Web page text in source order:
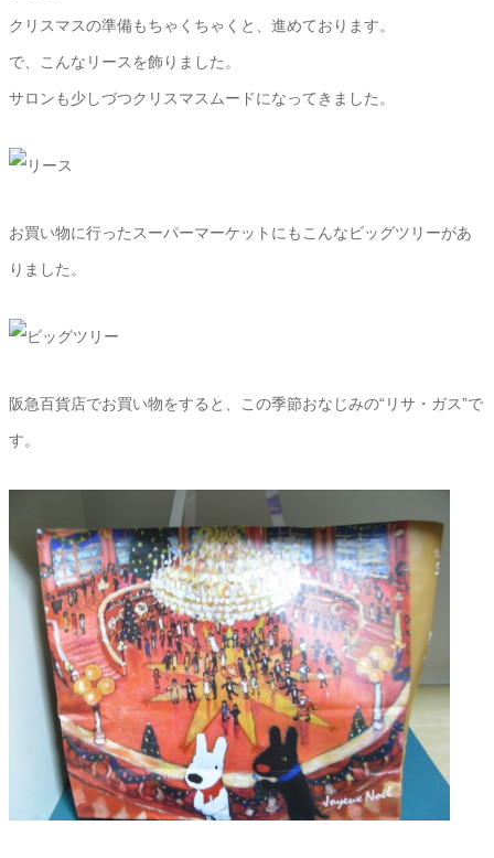
クリスマスの準備もちゃくちゃくと、進めております。
で、こんなリースを飾りました。
サロンも少しづつクリスマスムードになってきました。
お買い物に行ったスーパーマーケットにもこんなビッグツリーがあ
りました。
阪急百貨店でお買い物をすると、この季節おなじみの“リサ・ガス”で
す。